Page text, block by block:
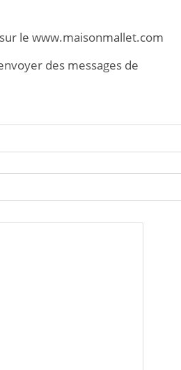
le www.maisonmallet.com
des messages de